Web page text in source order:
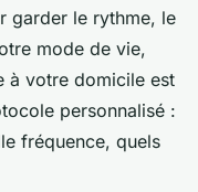
garder le rythme, le
mode de vie,
à votre domicile est
personnalisé :
fréquence, quels